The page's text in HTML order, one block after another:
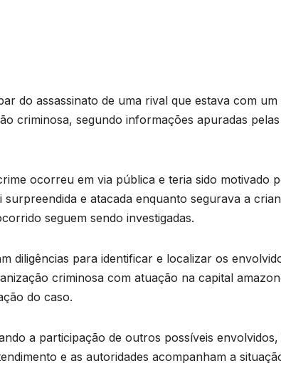
do assassinato de uma rival que estava com
criminosa, segundo informações apuradas
ocorreu em via pública e teria sido motivado
e atacada enquanto segurava a
seguem sendo investigadas.
diligências para identificar e localizar os
criminosa com atuação na capital
do caso.
a participação de outros possíveis
e as autoridades acompanham a